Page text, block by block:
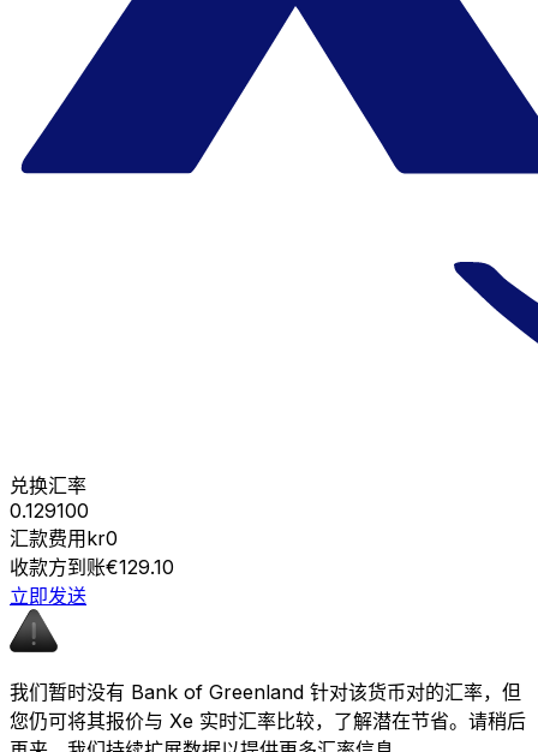
兑换汇率
0.129100
汇款费用kr0
收款方到账€129.10
立即发送
我们暂时没有 Bank of Greenland 针对该货币对的汇率，但
您仍可将其报价与 Xe 实时汇率比较，了解潜在节省。请稍后